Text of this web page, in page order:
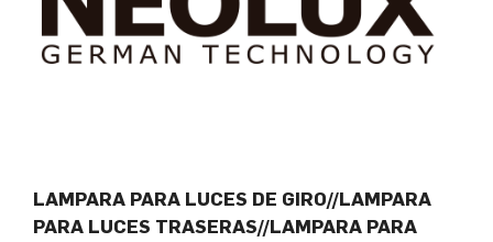
LAMPARA PARA LUCES DE GIRO//LAMPARA
PARA LUCES TRASERAS//LAMPARA PARA